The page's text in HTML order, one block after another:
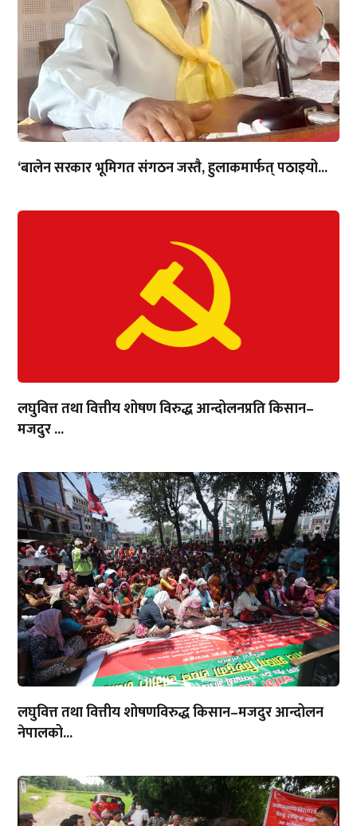
‘बालेन सरकार भूमिगत संगठन जस्तै, हुलाकमार्फत् पठाइयो...
लघुवित्त तथा वित्तीय शोषण विरुद्ध आन्दोलनप्रति किसान–
मजदुर ...
लघुवित्त तथा वित्तीय शोषणविरुद्ध किसान–मजदुर आन्दोलन
नेपालको...